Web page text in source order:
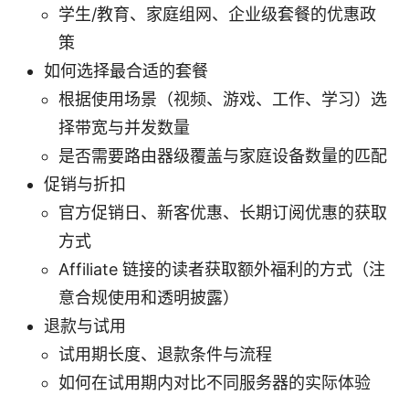
学生/教育、家庭组网、企业级套餐的优惠政
策
如何选择最合适的套餐
根据使用场景（视频、游戏、工作、学习）选
择带宽与并发数量
是否需要路由器级覆盖与家庭设备数量的匹配
促销与折扣
官方促销日、新客优惠、长期订阅优惠的获取
方式
Affiliate 链接的读者获取额外福利的方式（注
意合规使用和透明披露）
退款与试用
试用期长度、退款条件与流程
如何在试用期内对比不同服务器的实际体验